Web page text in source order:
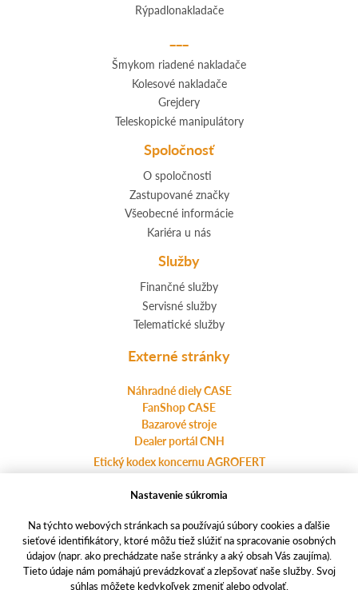
Rýpadlonakladače
Šmykom riadené nakladače
Kolesové nakladače
Grejdery
Teleskopické manipulátory
Spoločnosť
O spoločnosti
Zastupované značky
Všeobecné informácie
Kariéra u nás
Služby
Finančné služby
Servisné služby
Telematické služby
Externé stránky
Náhradné diely CASE
FanShop CASE
Bazarové stroje
Dealer portál CNH
Etický kodex koncernu AGROFERT
agrotec.cz
a-finance.cz
casece.com
Nastavenie súkromia
Na týchto webových stránkach sa používajú súbory cookies a ďalšie
sieťové identifikátory, ktoré môžu tiež slúžiť na spracovanie osobných
údajov (napr. ako prechádzate naše stránky a aký obsah Vás zaujíma).
Tieto údaje nám pomáhajú prevádzkovať a zlepšovať naše služby. Svoj
súhlas môžete kedykoľvek zmeniť alebo odvolať.